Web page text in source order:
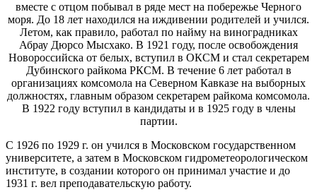
вместе с отцом побывал в ряде мест на побережье Черного
моря. До 18 лет находился на иждивении родителей и учился.
Летом, как правило, работал по найму на виноградниках
Абрау Дюрсо Мысхако. В 1921 году, после освобождения
Новороссийска от белых, вступил в ОКСМ и стал секретарем
Дубинского райкома РКСМ. В течение 6 лет работал в
организациях комсомола на Северном Кавказе на выборных
должностях, главным образом секретарем райкома комсомола.
В 1922 году вступил в кандидаты и в 1925 году в члены
партии.
С 1926 по 1929 г. он учился в Московском государственном
университете, а затем в Московском гидрометеорологическом
институте, в создании которого он принимал участие и до
1931 г. вел преподавательскую работу.